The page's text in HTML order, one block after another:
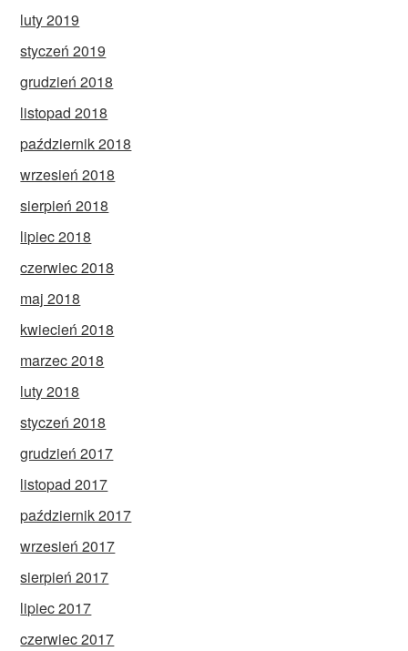
luty 2019
styczeń 2019
grudzień 2018
listopad 2018
październik 2018
wrzesień 2018
sierpień 2018
lipiec 2018
czerwiec 2018
maj 2018
kwiecień 2018
marzec 2018
luty 2018
styczeń 2018
grudzień 2017
listopad 2017
październik 2017
wrzesień 2017
sierpień 2017
lipiec 2017
czerwiec 2017